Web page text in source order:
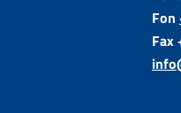
Fon
Fax